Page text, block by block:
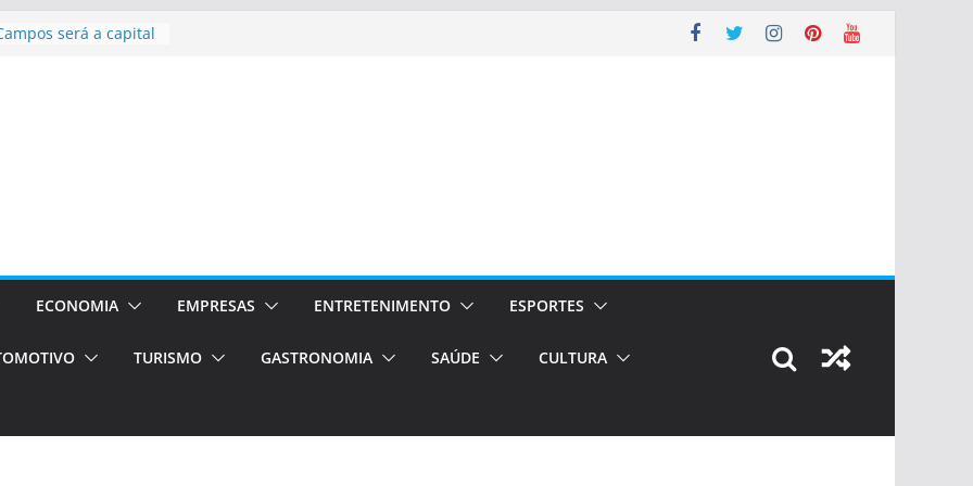
para o segundo
de volta!
Estão
Orientados
de transfer,
ECONOMIA EMPRESAS ENTRETENIMENTO ESPORTES
TURISMO GASTRONOMIA SAÚDE CULTURA